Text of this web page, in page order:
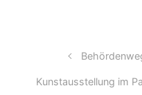
Kunstausstellung im